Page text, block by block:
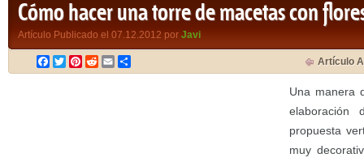
Cómo hacer una torre de macetas con
Artículo Publicado el 07.12.2012 por Javi
Facebook
TwitterPinterest
RedditEmail Artículo
Una manera
propuesta
muy